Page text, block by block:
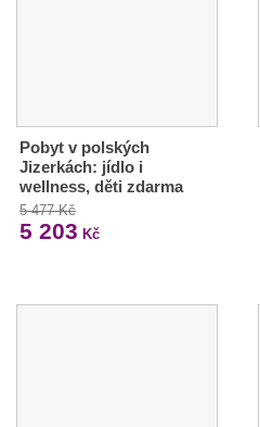
Pobyt v polských
Jizerkách: jídlo i
wellness, děti zdarma
5 477 Kč
5 203 Kč